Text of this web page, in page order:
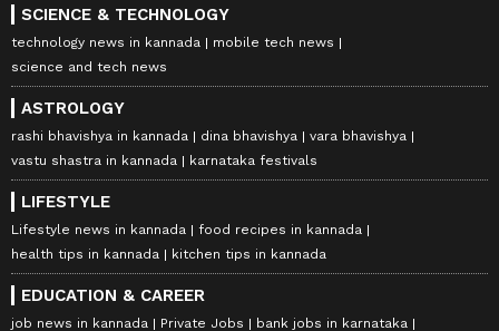
SCIENCE & TECHNOLOGY
technology news in kannada
mobile tech news
science and tech news
ASTROLOGY
rashi bhavishya in kannada dina bhavishya
vara bhavishya
vastu shastra in kannada
karnataka festivals
LIFESTYLE
Lifestyle news in kannada
food recipes in kannada
health tips in kannada
kitchen tips in kannada
EDUCATION & CAREER
job news in kannada Private Jobs bank jobs in karnataka